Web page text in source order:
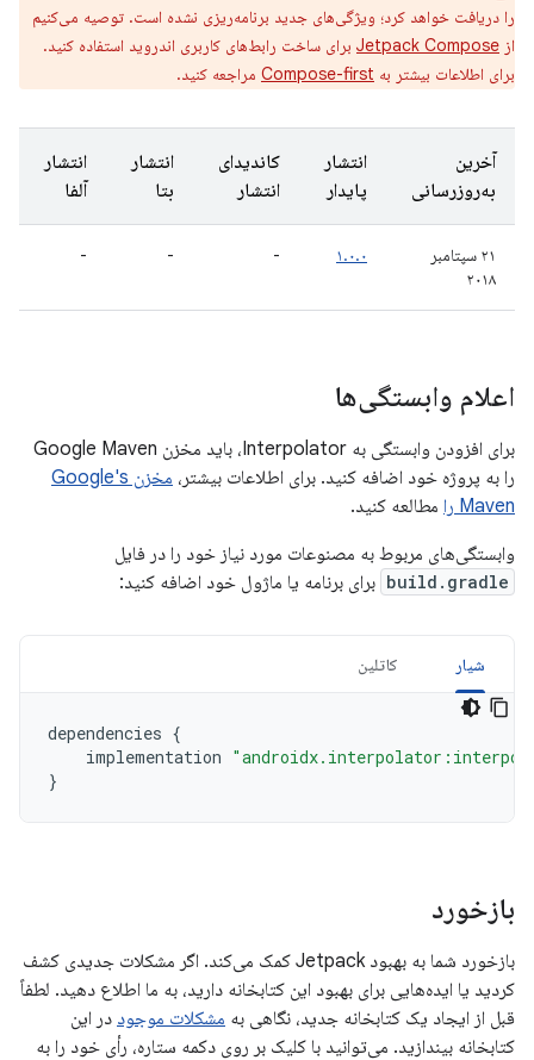
را دریافت خواهد کرد؛ ویژگی‌های جدید برنامه‌ریزی نشده است. توصیه می‌کنیم
از Jetpack Compose برای ساخت رابط‌های کاربری اندروید استفاده کنید.
برای اطلاعات بیشتر به Compose-first مراجعه کنید.
آخرین
به‌روزرسانی
انتشار
پایدار
کاندیدای
انتشار
انتشار
بتا
انتشار
آلفا
۲۱ سپتامبر
۲۰۱۸
۱.۰.۰ -
-
-
اعلام وابستگی‌ها
برای افزودن وابستگی به Interpolator، باید مخزن Google Maven
را به پروژه خود اضافه کنید. برای اطلاعات بیشتر،
مخزن Google's
Maven را
مطالعه کنید.
وابستگی‌های مربوط به مصنوعات مورد نیاز خود را در فایل
build.gradle برای برنامه یا ماژول خود اضافه کنید:
شیار کاتلین
dependencies {
implementation
}
بازخورد
بازخورد شما به بهبود Jetpack کمک می‌کند. اگر مشکلات جدیدی کشف
کردید یا ایده‌هایی برای بهبود این کتابخانه دارید، به ما اطلاع دهید. لطفاً
قبل از ایجاد یک کتابخانه جدید، نگاهی به مشکلات موجود در این
کتابخانه بیندازید. می‌توانید با کلیک بر روی دکمه ستاره، رأی خود را به